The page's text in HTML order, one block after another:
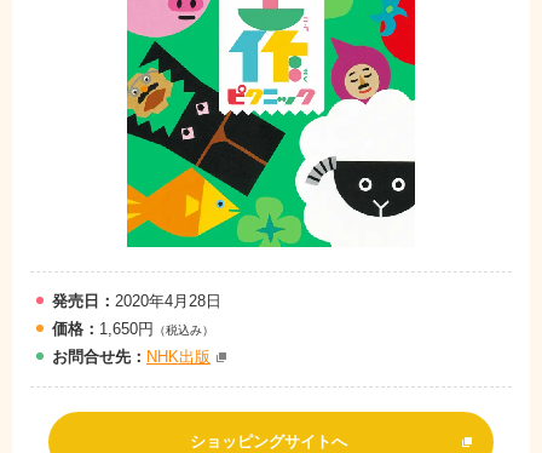
発売日： 2020年4月28日
価格： 1,650円 （税込み）
お問合せ先： NHK出版
ショッピングサイトへ